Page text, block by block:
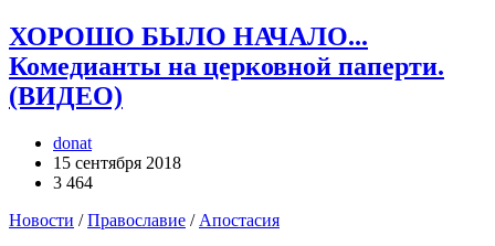
ХОРОШО БЫЛО НАЧАЛО...
Комедианты на церковной паперти.
(ВИДЕО)
donat
15 сентября 2018
3 464
Новости /Православие / Апостасия